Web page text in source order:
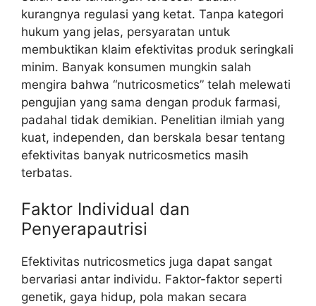
kurangnya regulasi yang ketat. Tanpa kategori
hukum yang jelas, persyaratan untuk
membuktikan klaim efektivitas produk seringkali
minim. Banyak konsumen mungkin salah
mengira bahwa “nutricosmetics” telah melewati
pengujian yang sama dengan produk farmasi,
padahal tidak demikian. Penelitian ilmiah yang
kuat, independen, dan berskala besar tentang
efektivitas banyak nutricosmetics masih
terbatas.
Faktor Individual dan
Penyerapautrisi
Efektivitas nutricosmetics juga dapat sangat
bervariasi antar individu. Faktor-faktor seperti
genetik, gaya hidup, pola makan secara